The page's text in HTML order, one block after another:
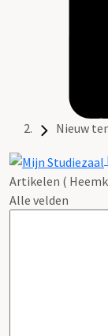
Nieuw
Artikelen (
Alle velden